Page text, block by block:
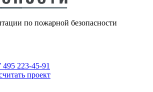
по пожарной безопасности
495 223-45-91
проект
по пожарной и
зон по ПУЭ